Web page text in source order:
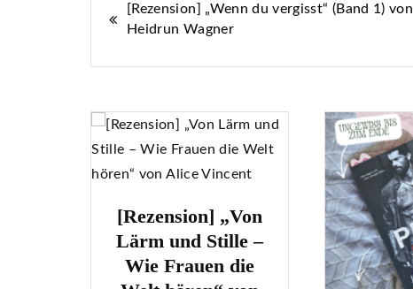
Beitragsnavigation
[Rezension] „Wenn du vergisst“ (Band 1) von
Heidrun Wagner